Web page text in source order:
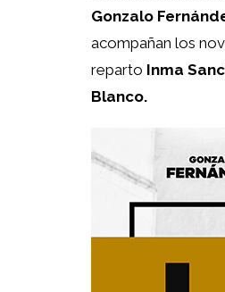
Gonzalo
acompañan los
reparto Inma
Blanco.